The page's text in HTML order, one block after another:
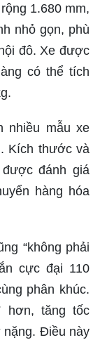
1.680 mm,
nhỏ gọn, phù
đô. Xe được
có thể tích
nhiều mẫu xe
Kích thước và
đánh giá
hàng hóa
“không phải
cực đại 110
phân khúc.
hơn, tăng tốc
Điều này